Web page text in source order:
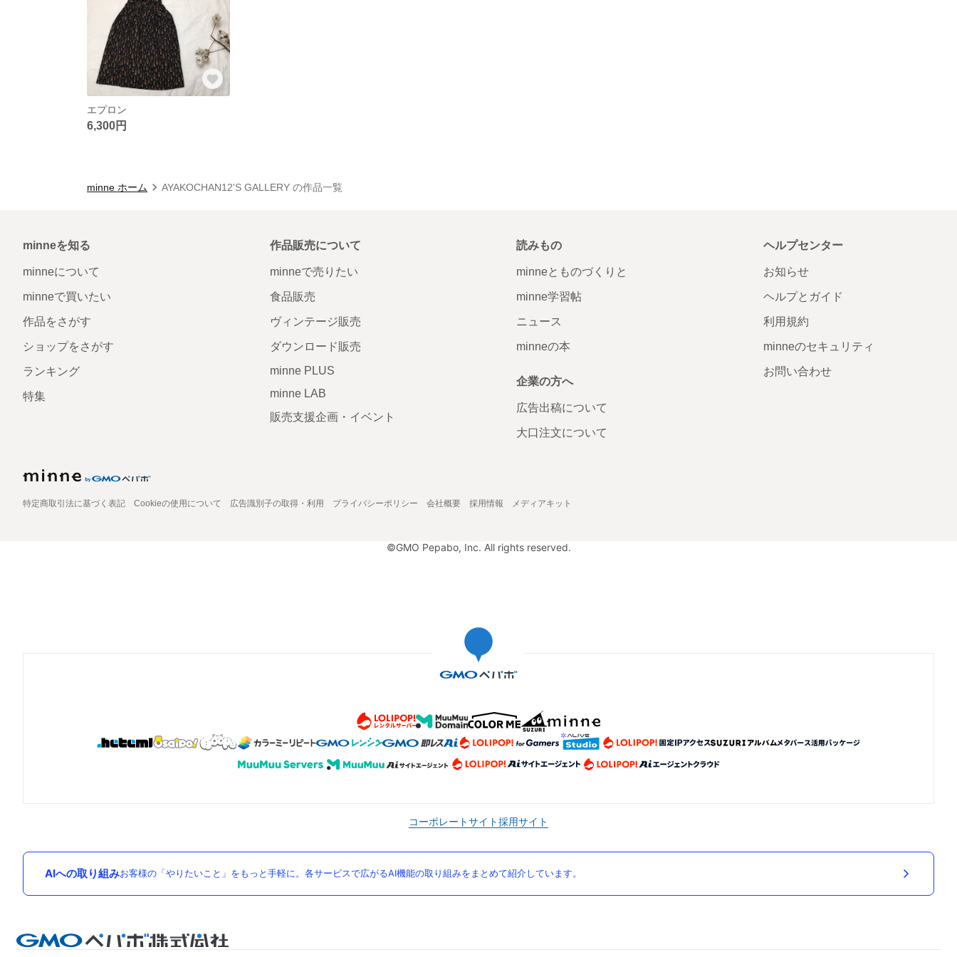
エプロン
6,300円
minne ホーム AYAKOCHAN12'S GALLERY の作品一覧
minneを知る
minneについて
minneで買いたい
作品をさがす
ショップをさがす
ランキング
特集
作品販売について
minneで売りたい
食品販売
ヴィンテージ販売
ダウンロード販売
minne PLUS
minne LAB
販売支援企画・イベント
読みもの
minneとものづくりと
minne学習帖
ニュース
minneの本
企業の方へ
広告出稿について
大口注文について
ヘルプセンター
お知らせ
ヘルプとガイド
利用規約
minneのセキュリティ
お問い合わせ
特定商取引法に基づく表記 Cookieの使用について 広告識別子の取得・利用 プライバシーポリシー 会社概要 採用情報 メディアキット
©GMO Pepabo, Inc. All rights reserved.
コーポレートサイト採用サイト
AIへの取り組みお客様の「やりたいこと」をもっと手軽に。各サービスで広がるAI機能の取り組みをまとめて紹介しています。